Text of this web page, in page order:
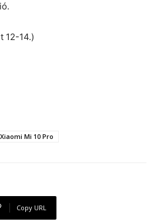
12-14.)
Xiaomi Mi 10 Pro
Copy URL